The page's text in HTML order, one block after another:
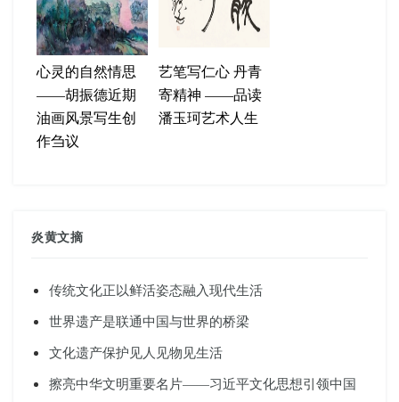
心灵的自然情思
——胡振德近期
油画风景写生创
作刍议
艺笔写仁心 丹青
寄精神 ——品读
潘玉珂艺术人生
炎黄文摘
传统文化正以鲜活姿态融入现代生活
世界遗产是联通中国与世界的桥梁
文化遗产保护见人见物见生活
擦亮中华文明重要名片——习近平文化思想引领中国